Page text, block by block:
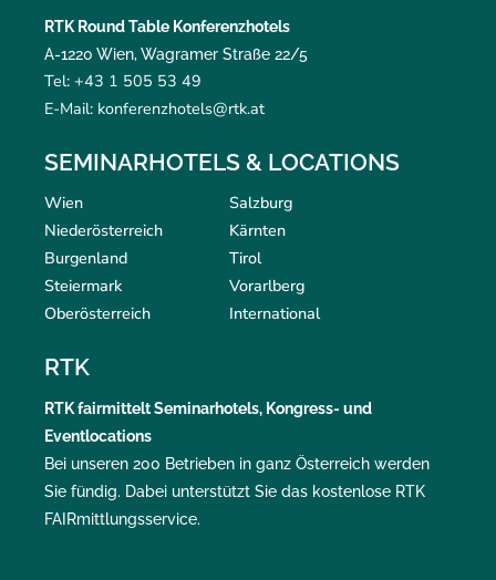
RTK Round Table Konferenzhotels
A-1220 Wien, Wagramer Straße 22/5
Tel: +43 1 505 53 49
E-Mail: konferenzhotels@rtk.at
SEMINARHOTELS & LOCATIONS
Wien
Niederösterreich
Burgenland
Steiermark
Oberösterreich
Salzburg
Kärnten
Tirol
Vorarlberg
International
RTK
RTKfairmitteltSeminarhotels, Kongress- und
Eventlocations
Bei unseren 200 Betrieben in ganz Österreich werden
Sie fündig. Dabei unterstützt Sie das kostenlose RTK
FAIRmittlungsservice.